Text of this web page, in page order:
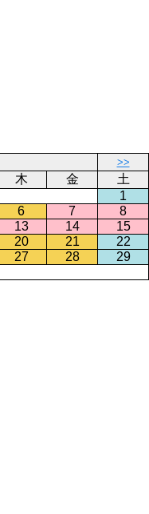
>>
木 金
土
1
6 7
8
13 14
15
20 21
22
27 28
29